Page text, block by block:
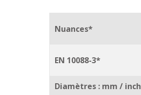
Nuances*
EN 10088-3*
Diamètres : mm / inch